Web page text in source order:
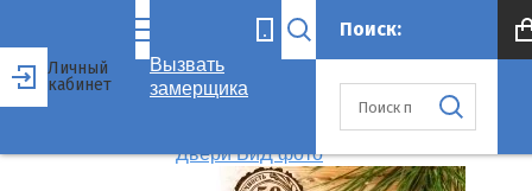
Личный
кабинет
Вызвать
замерщика